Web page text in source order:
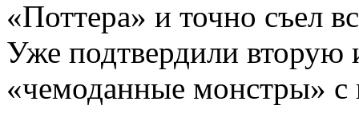
«Поттера» и точно съел
Уже подтвердили вторую
«чемоданные монстры» с